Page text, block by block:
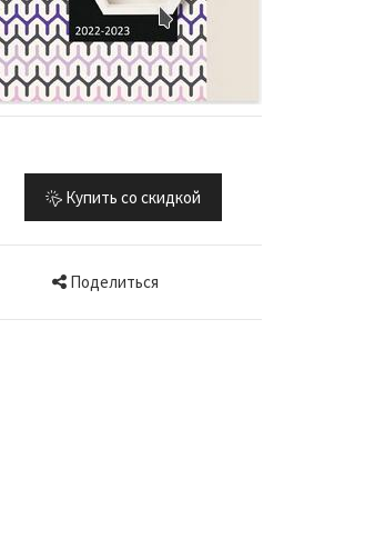
Купить со скидкой
Поделиться